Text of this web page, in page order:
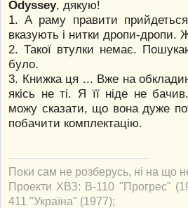
Odyssey, дякую!
1. А раму правити
вказують і нитки дропи-
2. Такої втулки немає.
було.
3. Книжка ця ... Вже на
якісь не ті. Я її ніде не
можу сказати, що вона дуже
побачити комплектацію.
Поки сам не розберусь, ні на що
Проекти ХВЗ: В-110 "Прогрес"
411 "Україна" (1977);